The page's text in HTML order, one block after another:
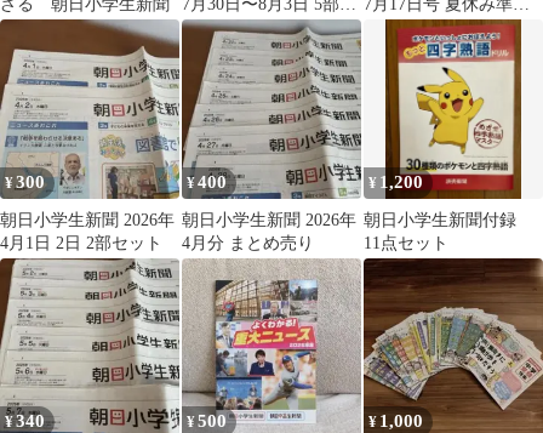
ざる 朝日小学生新聞
7月30日〜8月3日 5部セ
ット
7月17日号 夏休み準備
号 時事
¥300
朝日小学生新聞 2026年
4月1日 2日 2部セット
¥400
朝日小学生新聞 2026年
4月分 まとめ売り
¥ 1,200
朝日小学生新聞付録
11点セット
¥340 ¥500 ¥ 1,000